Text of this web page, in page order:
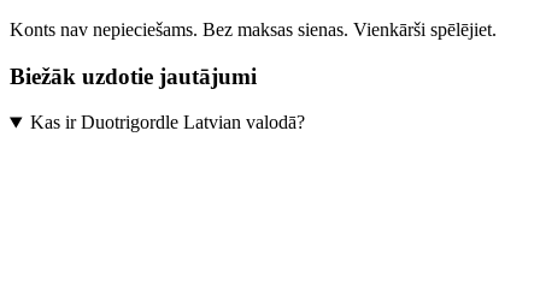
Konts nav nepieciešams. Bez maksas sienas. Vienkārši spēlējiet.
Biežāk uzdotie jautājumi
Kas ir Duotrigordle Latvian valodā?